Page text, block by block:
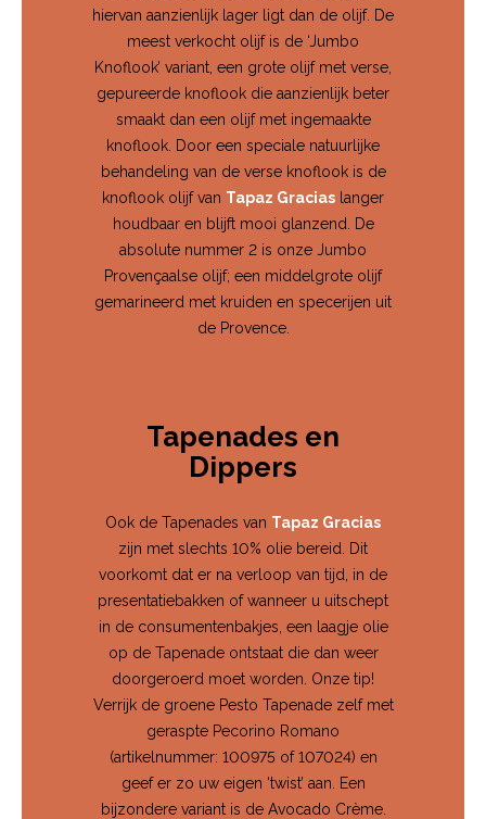
hiervan aanzienlijk lager ligt dan de olijf. De
meest verkocht olijf is de ‘Jumbo
Knoflook’ variant, een grote olijf met verse,
gepureerde knoflook die aanzienlijk beter
smaakt dan een olijf met ingemaakte
knoflook. Door een speciale natuurlijke
behandeling van de verse knoflook is de
knoflook olijf van Tapaz Gracias langer
houdbaar en blijft mooi glanzend. De
absolute nummer 2 is onze Jumbo
Provençaalse olijf; een middelgrote olijf
gemarineerd met kruiden en specerijen uit
de Provence.
Tapenades en
Dippers
Ook de Tapenades van Tapaz Gracias
zijn met slechts 10% olie bereid. Dit
voorkomt dat er na verloop van tijd, in de
presentatiebakken of wanneer u uitschept
in de consumentenbakjes, een laagje olie
op de Tapenade ontstaat die dan weer
doorgeroerd moet worden. Onze tip!
Verrijk de groene Pesto Tapenade zelf met
geraspte Pecorino Romano
(artikelnummer: 100975 of 107024) en
geef er zo uw eigen ‘twist’ aan. Een
bijzondere variant is de Avocado Crème.